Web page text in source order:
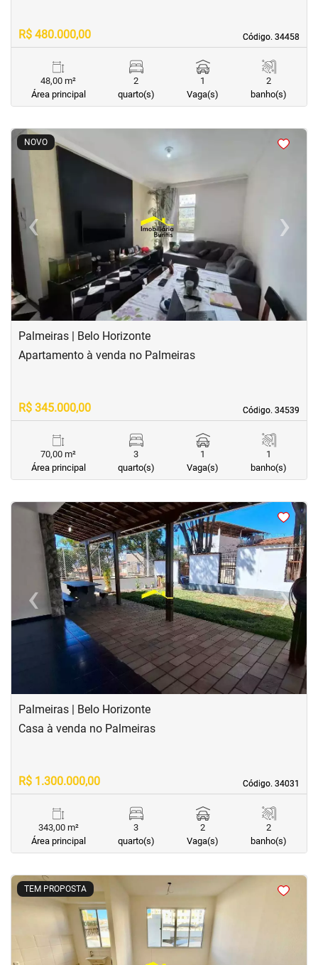
Código. 34458
Código. 34458
R$ 480.000,00
48,00 m²
Área principal
2
quarto(s)
1
Vaga(s)
2
banho(s)
NOVO
< <<<
‹
Previous ›Next
Palmeiras | Belo Horizonte
Código. 34539
Código. 34539
Apartamento à venda no Palmeiras
R$ 345.000,00
70,00 m²
Área principal
3
quarto(s)
1
Vaga(s)
1
banho(s)
< << <
‹Previous ›Next
Palmeiras | Belo Horizonte
Código. 34031
Código. 34031
Casa à venda no Palmeiras
R$ 1.300.000,00
343,00 m²
Área principal
3
quarto(s)
2
Vaga(s)
2
banho(s)
TEM PROPOSTA
< <<<